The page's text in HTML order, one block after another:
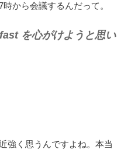
から会議するんだって。
を心がけようと思い
強く思うんですよね。本当